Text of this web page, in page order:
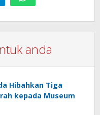
anda
Hibahkan Tiga
kepada Museum